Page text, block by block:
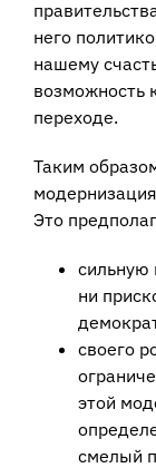
него
нашему
возможность
переходе.
Таким
Это
сильную
ни
своего
этой
смелый